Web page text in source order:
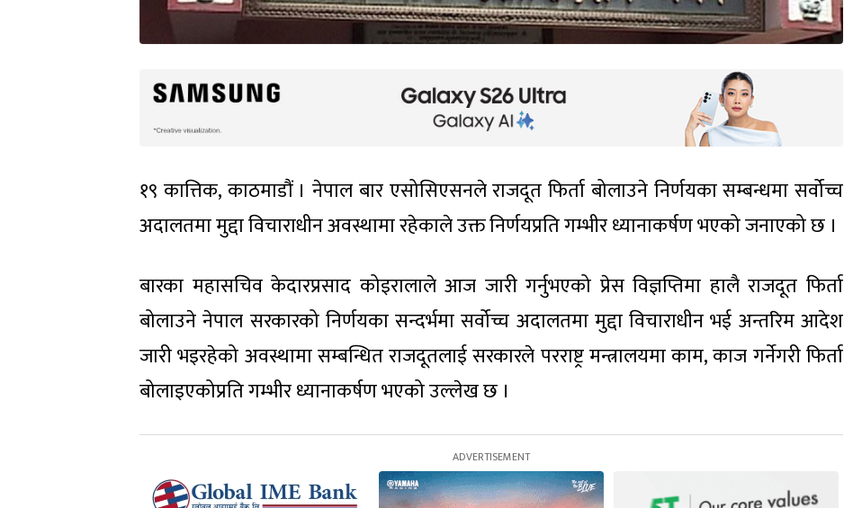
१९ कात्तिक, काठमाडौं । नेपाल बार एसोसिएसनले राजदूत फिर्ता बोलाउने निर्णयका सम्बन्धमा सर्वोच्च
अदालतमा मुद्दा विचाराधीन अवस्थामा रहेकाले उक्त निर्णयप्रति गम्भीर ध्यानाकर्षण भएको जनाएको छ ।
बारका महासचिव केदारप्रसाद कोइरालाले आज जारी गर्नुभएको प्रेस विज्ञप्तिमा हालै राजदूत फिर्ता
बोलाउने नेपाल सरकारको निर्णयका सन्दर्भमा सर्वोच्च अदालतमा मुद्दा विचाराधीन भई अन्तरिम आदेश
जारी भइरहेको अवस्थामा सम्बन्धित राजदूतलाई सरकारले परराष्ट्र मन्त्रालयमा काम, काज गर्नेगरी फिर्ता
बोलाइएकोप्रति गम्भीर ध्यानाकर्षण भएको उल्लेख छ ।